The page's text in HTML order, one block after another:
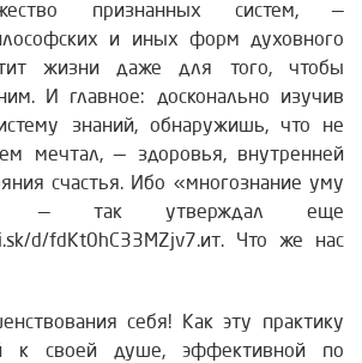
признанных систем, —
и иных форм духовного
жизни даже для того, чтобы
И главное: досконально изучив
знаний, обнаружишь, что не
мечтал, — здоровья, внутренней
счастья. Ибо «многознание уму
— так утверждал еще
d/fdKt0hC33MZjv7.ит. Что же нас
себя! Как эту практику
к своей душе, эффективной по